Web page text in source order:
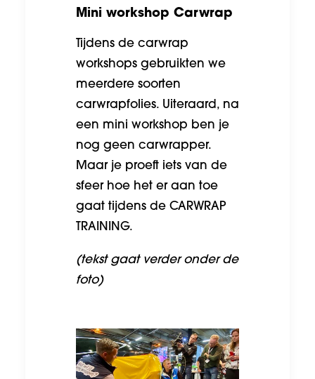
Mini workshop Carwrap
Tijdens de carwrap
workshops gebruikten we
meerdere soorten
carwrapfolies. Uiteraard, na
een mini workshop ben je
nog geen carwrapper.
Maar je proeft iets van de
sfeer hoe het er aan toe
gaat tijdens de CARWRAP
TRAINING.
(tekst gaat verder onder de
foto)